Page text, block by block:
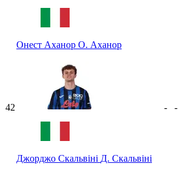
Онест Аханор О. Аханор
42
Джорджо Скальвіні Д. Скальвіні
- -